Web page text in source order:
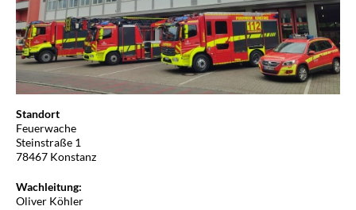
Standort
Feuerwache
Steinstraße 1
78467 Konstanz
Wachleitung:
Oliver Köhler